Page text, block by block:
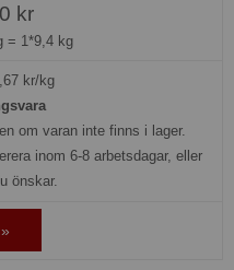
kr
= 1*9,4 kg
kr/kg
om varan inte finns i lager.
inom 6-8 arbetsdagar, eller
önskar.